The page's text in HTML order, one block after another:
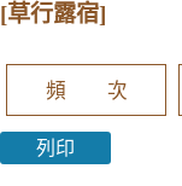
[草行露宿]
頻 次
列印